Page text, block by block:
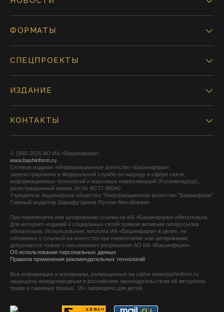
ФОРМАТЫ
СПЕЦПРОЕКТЫ
ИЗДАНИЕ
КОНТАКТЫ
© 1992-2026 АО ИА «Башинформ».
www.bashinform.ru
Сетевое издание «Информационное агентство «Башинформ»
зарегистрировано в Федеральной службе по надзору в сфере связи,
информационных технологий и массовых коммуникаций (Роскомнадзор),
регистрационный номер Эл № ФС77-88040
Учредитель Акционерное общество "Информационное агентство "Башинформ"
Главный редактор Шарафутдинов Руслан Михайлович
При перепечатке или цитировании ссылка на ИА «Башинформ» обязательна.
Для интернет-изданий и социальных сетей прямая активная гиперссылка
обязательна. Использование логотипа ИА «Башинформ» в целях, не
связанных с ссылкой на агентство при перепечатке или цитировании,
допускается только с письменного разрешения АО ИА «Башинформ».
Об использовании персональных данных
Правила применения рекомендательных технологий
Вся информация и материалы, размещенные на сайте www.bashinform.ru
защищены международным и российским законодательством об авторском
праве и смежных правах. 18+ запрещено для детей.